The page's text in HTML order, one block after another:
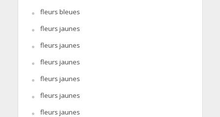
fleurs bleues
fleurs jaunes
fleurs jaunes
fleurs jaunes
fleurs jaunes
fleurs jaunes
fleurs jaunes